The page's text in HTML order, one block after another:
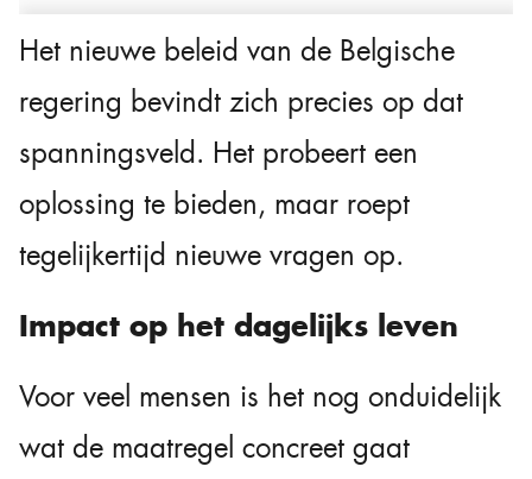
Het nieuwe beleid van de Belgische
regering bevindt zich precies op dat
spanningsveld. Het probeert een
oplossing te bieden, maar roept
tegelijkertijd nieuwe vragen op.
Impact op het dagelijks leven
Voor veel mensen is het nog onduidelijk
wat de maatregel concreet gaat